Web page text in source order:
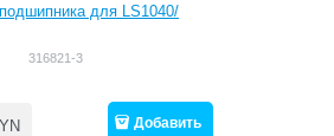
для LS1040/
316821-3
Добавить